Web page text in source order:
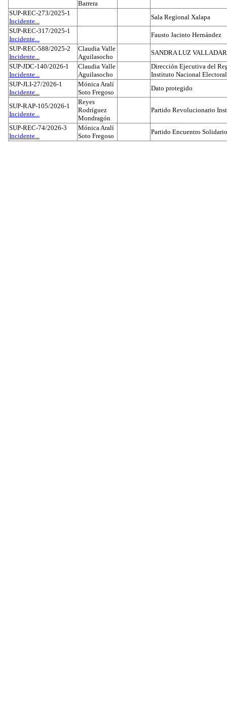
Barrera
SUP-REC-273/2025-1
Incidente...
Sala Regional Xalapa
SUP-REC-317/2025-1
Incidente...
Fausto Jacinto Hernández
SUP-REC-588/2025-2
Incidente...
Claudia Valle
Aguilasocho
SANDRA LUZ
SUP-JDC-140/2026-1
Incidente...
Claudia Valle
Aguilasocho
Dirección Ejecutiva del
Instituto Nacional Electoral
SUP-JLI-27/2026-1
Incidente...
Mónica Aralí
Soto Fregoso
Dato protegido
SUP-RAP-105/2026-1
Incidente...
Reyes
Rodríguez
Mondragón
Partido Revolucionario
SUP-REC-74/2026-3
Incidente...
Mónica Aralí
Soto Fregoso
Partido Encuentro